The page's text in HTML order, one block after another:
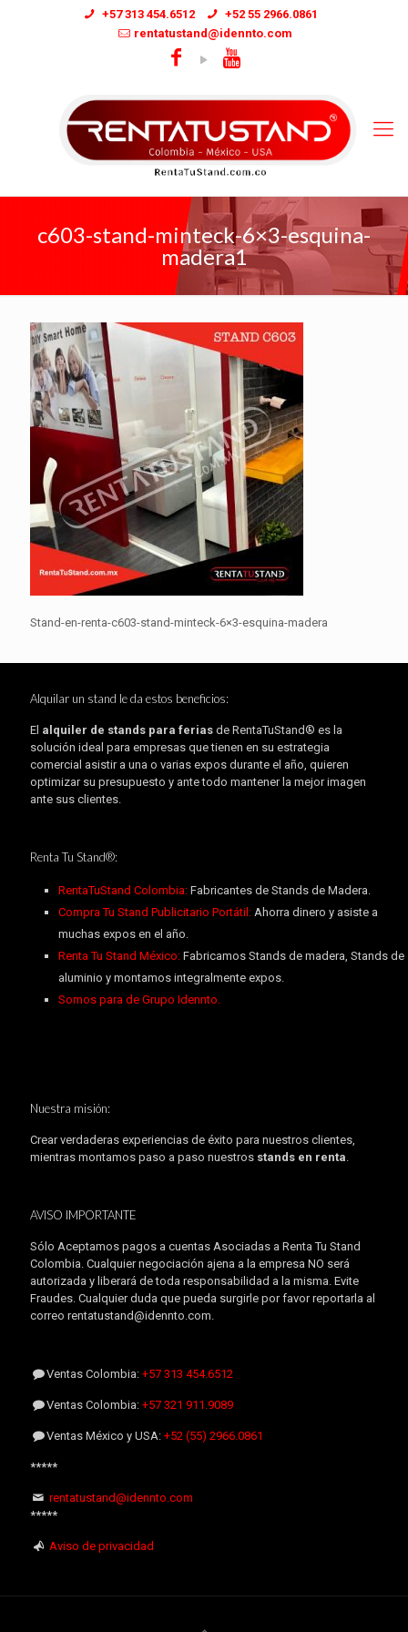
+57 313 454.6512
+52 55 2966.0861
rentatustand@idennto.com
c603-stand-minteck-6×3-esquina-
madera1
Stand-en-renta-c603-stand-minteck-6×3-esquina-madera
Alquilar un stand le da estos beneficios:
El alquiler de stands para ferias de RentaTuStand® es la
solución ideal para empresas que tienen en su estrategia
comercial asistir a una o varias expos durante el año, quieren
optimizar su presupuesto y ante todo mantener la mejor imagen
ante sus clientes.
Renta Tu Stand®:
RentaTuStand Colombia: Fabricantes de Stands de Madera.
Compra Tu Stand Publicitario Portátil:Ahorra dinero y asiste a
muchas expos en el año.
Renta Tu Stand México:Fabricamos Stands de madera, Stands de
aluminio y montamos integralmente expos.
Somos para de Grupo Idennto.
Nuestra misión:
Crear verdaderas experiencias de éxito para nuestros clientes,
mientras montamos paso a paso nuestros stands en renta.
AVISO IMPORTANTE
Sólo Aceptamos pagos a cuentas Asociadas a Renta Tu Stand
Colombia. Cualquier negociación ajena a la empresa NO será
autorizada y liberará de toda responsabilidad a la misma. Evite
Fraudes. Cualquier duda que pueda surgirle por favor reportarla al
correo rentatustand@idennto.com.
Ventas Colombia:+57 313 454.6512
Ventas Colombia:+57 321 911.9089
Ventas México y USA:+52 (55) 2966.0861
*****
rentatustand@idennto.com
*****
Aviso de privacidad